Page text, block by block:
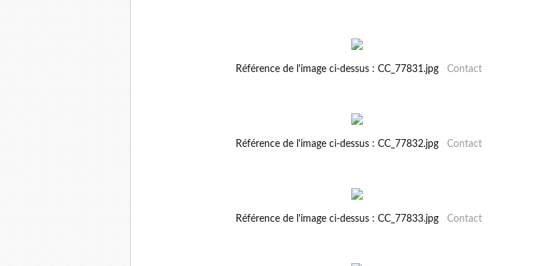
Référence de l'image ci-dessus : CC_77831.jpg Contact
Référence de l'image ci-dessus : CC_77832.jpg Contact
Référence de l'image ci-dessus : CC_77833.jpg Contact